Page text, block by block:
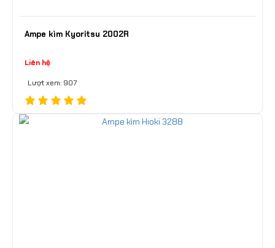
Ampe kìm Kyoritsu 2002R
Liên hệ
Lượt xem: 907